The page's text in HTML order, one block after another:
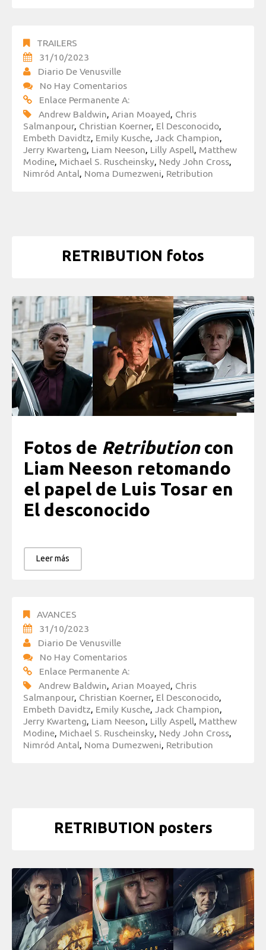
TRAILERS
31/10/2023
Diario De Venusville
No Hay Comentarios
Enlace Permanente A:
Andrew Baldwin, Arian Moayed, Chris
Salmanpour, Christian Koerner, El Desconocido,
Embeth Davidtz, Emily Kusche, Jack Champion,
Jerry Kwarteng, Liam Neeson, Lilly Aspell, Matthew
Modine, Michael S. Ruscheinsky, Nedy John Cross,
Nimród Antal, Noma Dumezweni, Retribution
RETRIBUTION fotos
Fotos de Retributioncon
Liam Neeson retomando
el papel de Luis Tosar en
El desconocido
Leer más
AVANCES
31/10/2023
Diario De Venusville
No Hay Comentarios
Enlace Permanente A:
Andrew Baldwin, Arian Moayed, Chris
Salmanpour, Christian Koerner, El Desconocido,
Embeth Davidtz, Emily Kusche, Jack Champion,
Jerry Kwarteng, Liam Neeson, Lilly Aspell, Matthew
Modine, Michael S. Ruscheinsky, Nedy John Cross,
Nimród Antal, Noma Dumezweni, Retribution
RETRIBUTION posters